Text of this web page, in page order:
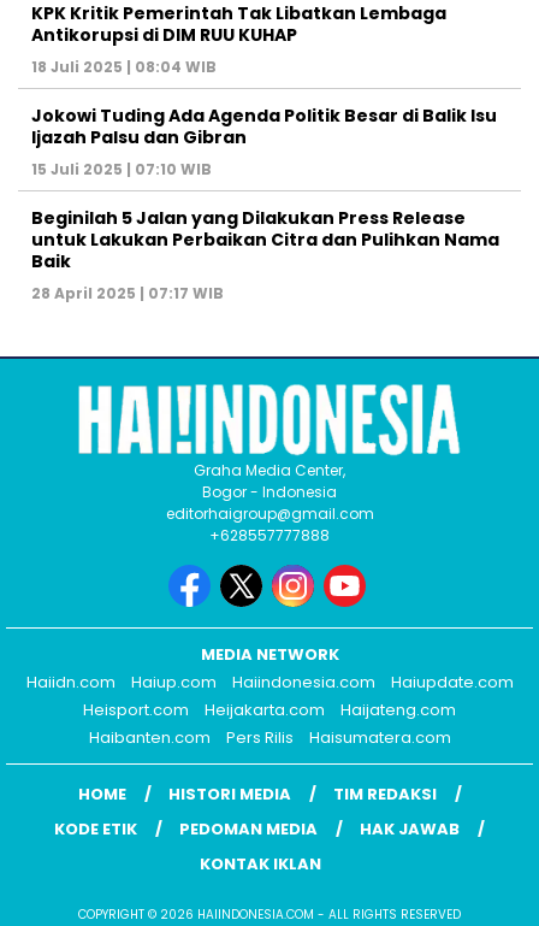
KPK Kritik Pemerintah Tak Libatkan Lembaga
Antikorupsi di DIM RUU KUHAP
18 Juli 2025 | 08:04 WIB
Jokowi Tuding Ada Agenda Politik Besar di Balik Isu
Ijazah Palsu dan Gibran
15 Juli 2025 | 07:10 WIB
Beginilah 5 Jalan yang Dilakukan Press Release
untuk Lakukan Perbaikan Citra dan Pulihkan Nama
Baik
28 April 2025 | 07:17 WIB
Graha Media Center,
Bogor - Indonesia
editorhaigroup@gmail.com
+628557777888
MEDIA NETWORK
Haiidn.com
Haiup.com Haiindonesia.com
Haiupdate.com
Heisport.com
Heijakarta.com
Haijateng.com
Haibanten.com
Pers Rilis Haisumatera.com
HOME HISTORI MEDIA
TIM REDAKSI
KODE ETIK
PEDOMAN MEDIA
HAK JAWAB
KONTAK IKLAN
COPYRIGHT © 2026 HAIINDONESIA.COM - ALL RIGHTS RESERVED